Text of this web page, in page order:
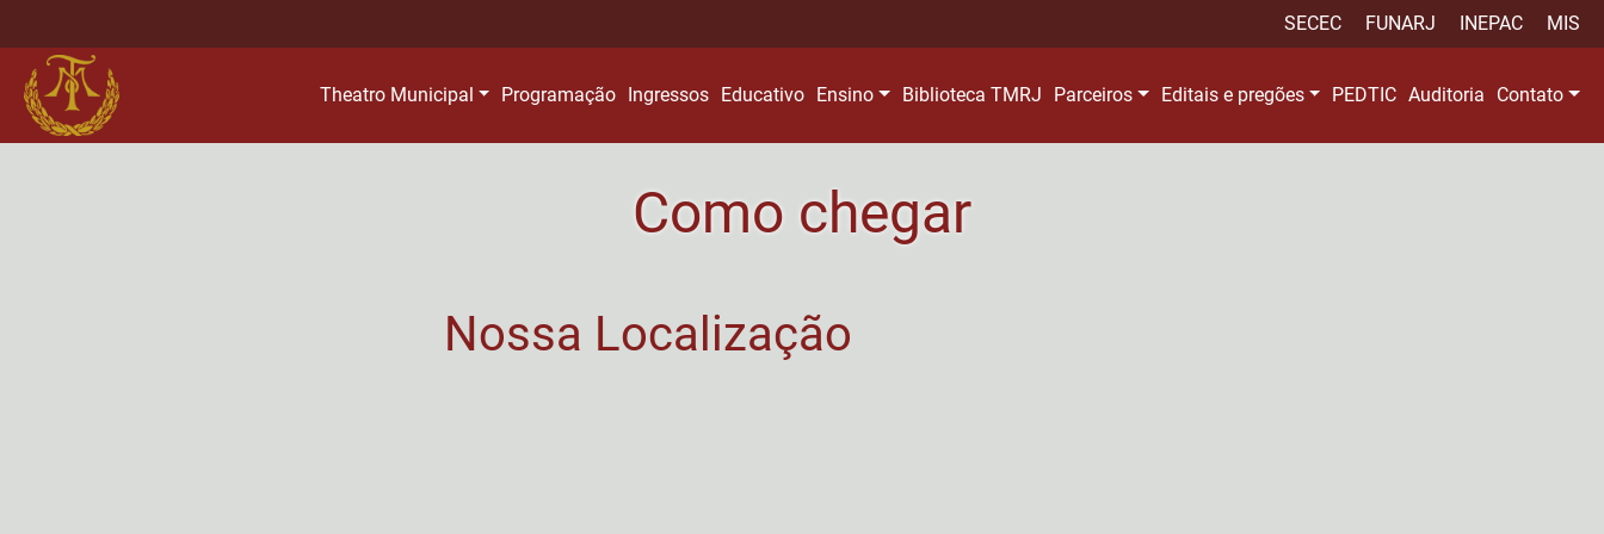
SECEC FUNARJ INEPAC MIS
Theatro Municipal Programação Ingressos Educativo Ensino Biblioteca TMRJ Parceiros Editais e pregões PEDTIC Auditoria Contato
Como chegar
Nossa Localização